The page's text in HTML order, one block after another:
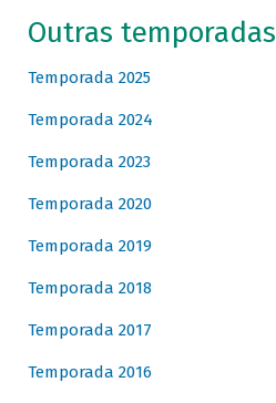
Outras temporadas
Temporada 2025
Temporada 2024
Temporada 2023
Temporada 2020
Temporada 2019
Temporada 2018
Temporada 2017
Temporada 2016